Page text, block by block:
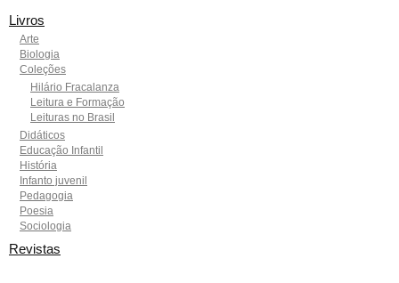
Livros
Arte
Biologia
Coleções
Hilário Fracalanza
Leitura e Formação
Leituras no Brasil
Didáticos
Educação Infantil
História
Infanto juvenil
Pedagogia
Poesia
Sociologia
Revistas